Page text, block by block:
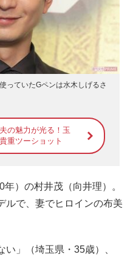
っていたGペンは水木しげるさ
の魅力が光る！玉
重ツーショット
）の村井茂（向井理）。
ルで、妻でヒロインの布美
い」（埼玉県・35歳）、